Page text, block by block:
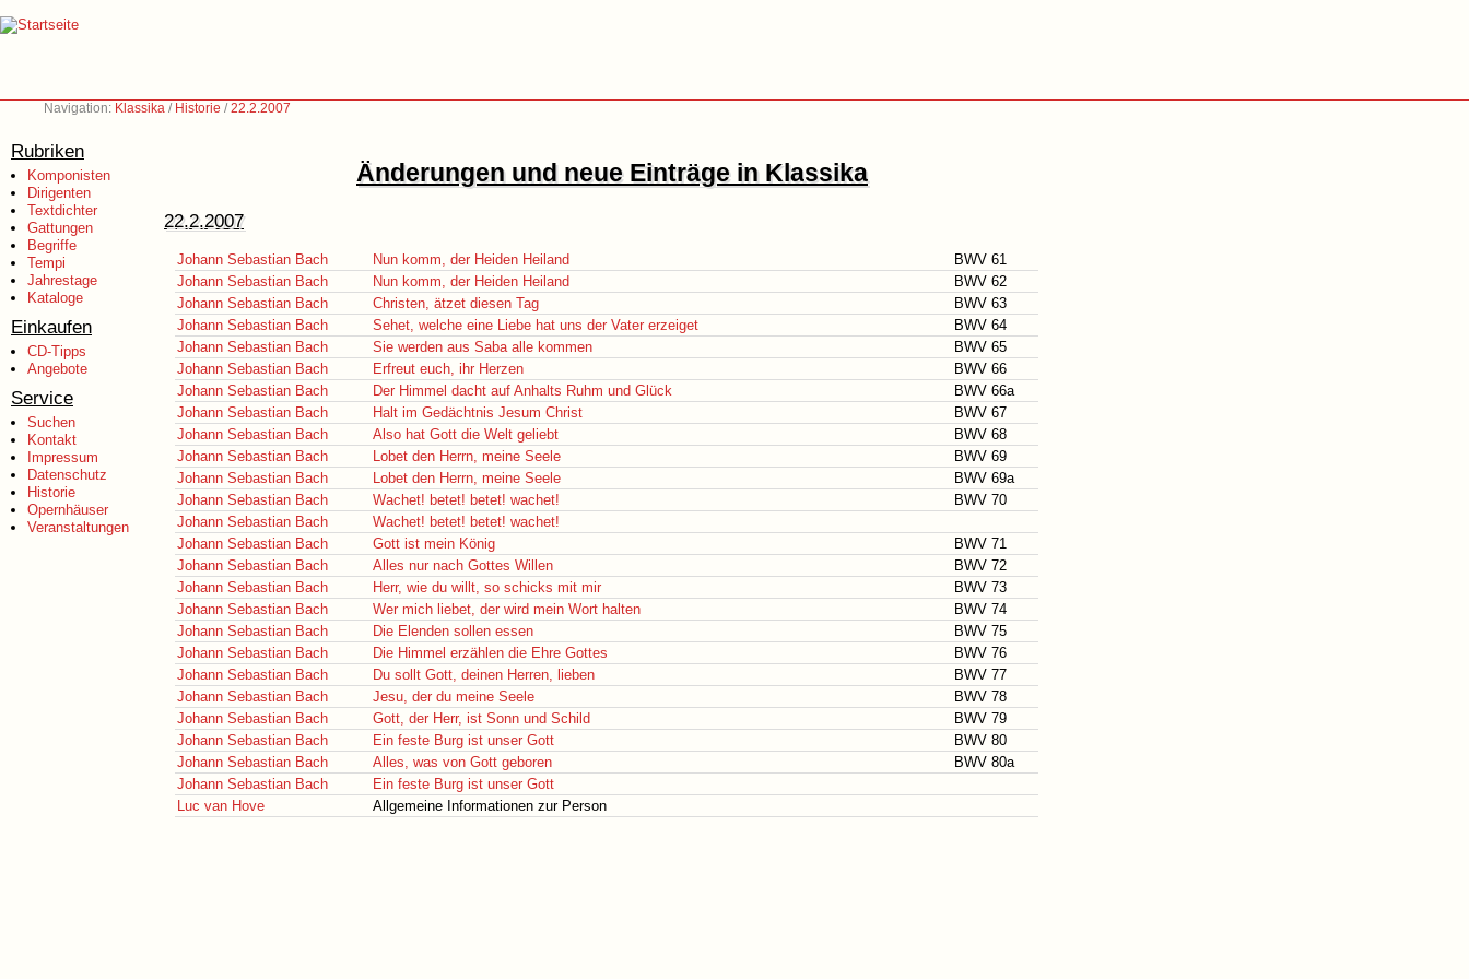
Navigation: Klassika / Historie /22.2.2007
Rubriken
Komponisten
Dirigenten
Textdichter
Gattungen
Begriffe
Tempi
Jahrestage
Kataloge
Einkaufen
CD-Tipps
Angebote
Service
Suchen
Kontakt
Impressum
Datenschutz
Historie
Opernhäuser
Veranstaltungen
Änderungen und neue Einträge in Klassika
22.2.2007
Johann Sebastian Bach Nun komm, der Heiden Heiland
BWV 61
Johann Sebastian Bach
Nun komm, der Heiden Heiland
BWV 62
Johann Sebastian Bach
Christen, ätzet diesen Tag
BWV 63
Johann Sebastian Bach
Sehet, welche eine Liebe hat uns der Vater erzeiget
BWV 64
Johann Sebastian Bach
Sie werden aus Saba alle kommen
BWV 65
Johann Sebastian Bach
Erfreut euch, ihr Herzen
BWV 66
Johann Sebastian Bach
Der Himmel dacht auf Anhalts Ruhm und Glück
BWV 66a
Johann Sebastian Bach
Halt im Gedächtnis Jesum Christ
BWV 67
Johann Sebastian Bach
Also hat Gott die Welt geliebt
BWV 68
Johann Sebastian Bach
Lobet den Herrn, meine Seele
BWV 69
Johann Sebastian Bach
Lobet den Herrn, meine Seele
BWV 69a
Johann Sebastian Bach
Wachet! betet! betet! wachet!
BWV 70
Johann Sebastian Bach
Wachet! betet! betet! wachet!
Johann Sebastian Bach
Gott ist mein König
BWV 71
Johann Sebastian Bach
Alles nur nach Gottes Willen
BWV 72
Johann Sebastian Bach
Herr, wie du willt, so schicks mit mir
BWV 73
Johann Sebastian Bach
Wer mich liebet, der wird mein Wort halten
BWV 74
Johann Sebastian Bach
Die Elenden sollen essen
BWV 75
Johann Sebastian Bach
Die Himmel erzählen die Ehre Gottes
BWV 76
Johann Sebastian Bach
Du sollt Gott, deinen Herren, lieben
BWV 77
Johann Sebastian Bach
Jesu, der du meine Seele
BWV 78
Johann Sebastian Bach
Gott, der Herr, ist Sonn und Schild
BWV 79
Johann Sebastian Bach
Ein feste Burg ist unser Gott
BWV 80
Johann Sebastian Bach
Alles, was von Gott geboren
BWV 80a
Johann Sebastian Bach
Ein feste Burg ist unser Gott
Luc van Hove
Allgemeine Informationen zur Person